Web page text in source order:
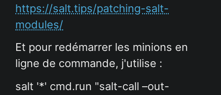
https://salt.tips/patching-salt-
modules/
Et pour redémarrer les minions en
ligne de commande, j'utilise :
salt '*' cmd.run "salt-call –out-